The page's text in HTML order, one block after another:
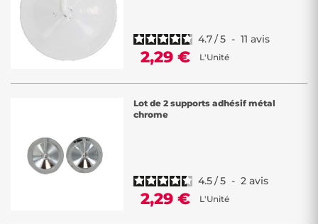
4.7/5 - 11 avis
2,29 € L'Unité
Lot de 2 supports adhésif métal
chrome
4.5/5 - 2 avis
2,29 € L'Unité